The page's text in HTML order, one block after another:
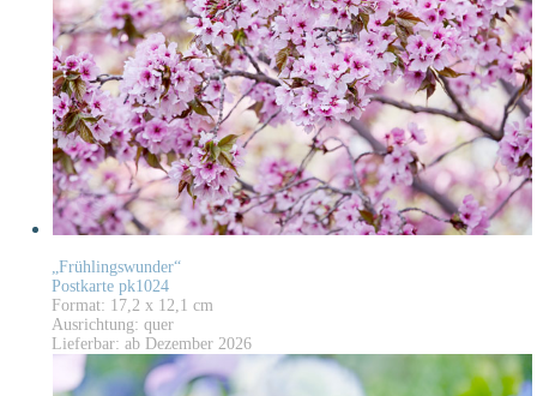
„Frühlingswunder“
Postkarte pk1024
Format: 17,2 x 12,1 cm
Ausrichtung: quer
Lieferbar: ab Dezember 2026